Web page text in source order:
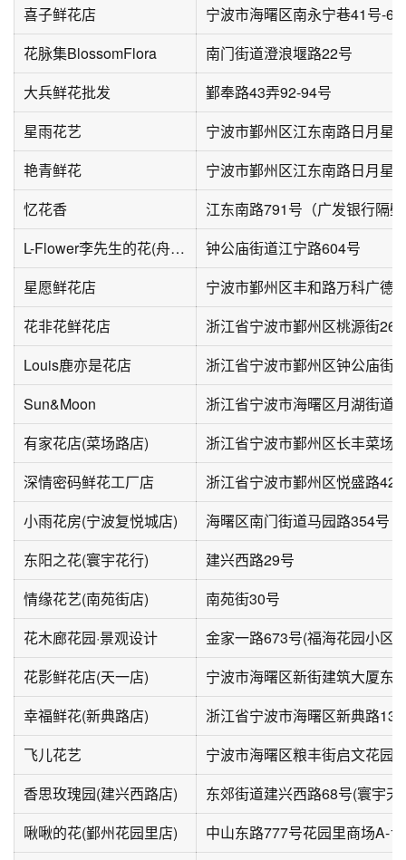
喜子鲜花店
宁波市海曙区南永宁巷41号-6
花脉集BlossomFlora
南门街道澄浪堰路22号
大兵鲜花批发
鄞奉路43弄92-94号
星雨花艺
宁波市鄞州区江东南路日月星
艳青鲜花
宁波市鄞州区江东南路日月星
忆花香
江东南路791号（广发银行隔
L-Flower李先生的花(舟宿夜江店)
钟公庙街道江宁路604号
星愿鲜花店
宁波市鄞州区丰和路万科广德
花非花鲜花店
浙江省宁波市鄞州区桃源街
Louis鹿亦是花店
Sun&Moon
有家花店(菜场路店)
浙江省宁波市鄞州区长丰菜场
深情密码鲜花工厂店
浙江省宁波市鄞州区悦盛路
小雨花房(宁波复悦城店)
海曙区南门街道马园路354号
东阳之花(寰宇花行)
建兴西路29号
情缘花艺(南苑街店)
南苑街30号
花木廊花园·景观设计
花影鲜花店(天一店)
幸福鲜花(新典路店)
浙江省宁波市海曙区新典路
飞儿花艺
宁波市海曙区粮丰街启文花园-
香思玫瑰园(建兴西路店)
东郊街道建兴西路68号(寰宇天
啾啾的花(鄞州花园里店)
中山东路777号花园里商场A-